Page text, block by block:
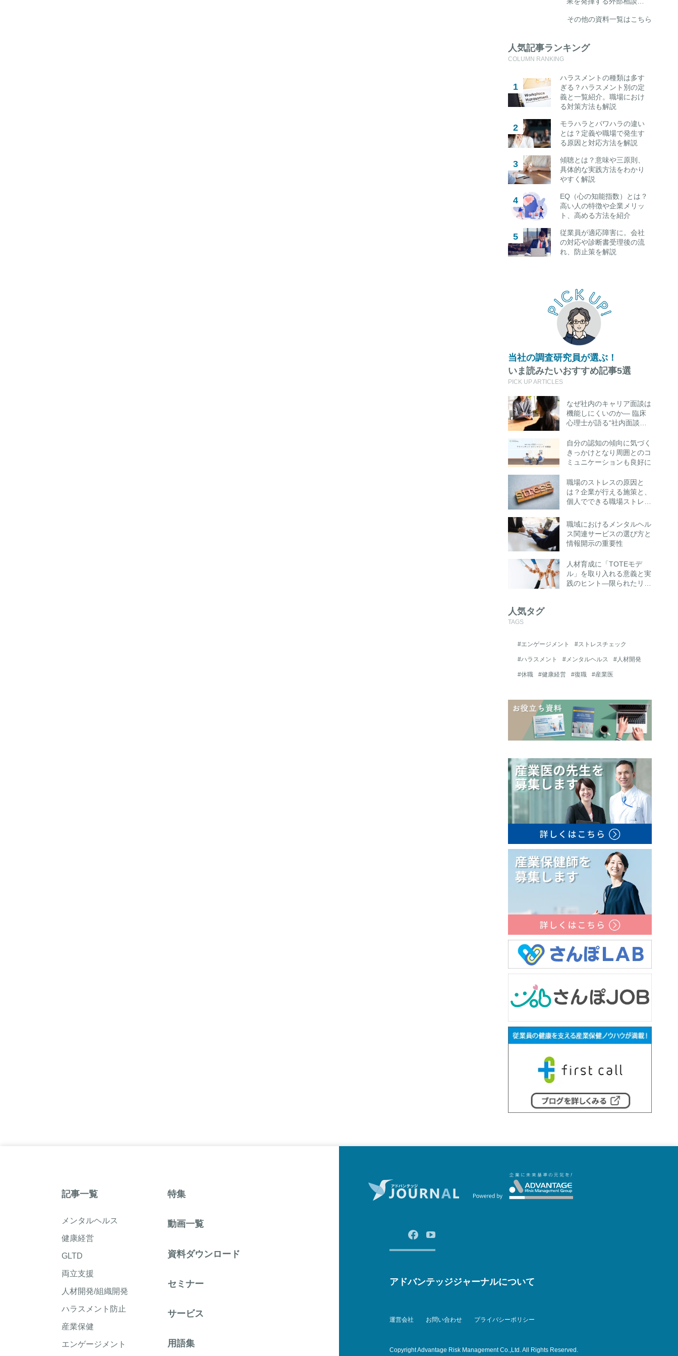
その他の資料一覧はこちら
人気記事ランキング
COLUMN RANKING
ハラスメントの種類は多す
ぎる？ハラスメント別の定
義と一覧紹介。職場におけ
る対策方法も解説
モラハラとパワハラの違い
とは？定義や職場で発生す
る原因と対応方法を解説
傾聴とは？意味や三原則、
具体的な実践方法をわかり
やすく解説
EQ（心の知能指数）とは？
高い人の特徴や企業メリッ
ト、高める方法を紹介
従業員が適応障害に。会社
の対応や診断書受理後の流
れ、防止策を解説
当社の調査研究員が選ぶ！
いま読みたいおすすめ記事5選
PICK UP ARTICLES
なぜ社内のキャリア面談は
機能しにくいのか― 臨床
心理士が語る“社内面談の
ンセリング活用のポイント
自分の認知の傾向に気づく
きっかけとなり周囲とのコ
ミュニケーションも良好に
職場のストレスの原因と
は？企業が行える施策と、
個人でできる職場ストレス
職域におけるメンタルヘル
ス関連サービスの選び方と
情報開示の重要性
人材育成に「TOTEモデ
ル」を取り入れる意義と実
践のヒント―限られたリソ
人気タグ
TAGS
#エンゲージメント #ストレスチェック
#ハラスメント #メンタルヘルス #人材開発
#休職 #健康経営 #復職 #産業医
記事一覧
メンタルヘルス
健康経営
GLTD
両立支援
人材開発/組織開発
ハラスメント防止
産業保健
エンゲージメント
特集
動画一覧
資料ダウンロード
セミナー
サービス
用語集
アドバンテッジジャーナルについて
運営会社 お問い合わせ プライバシーポリシー
Copyright Advantage Risk Management Co.,Ltd. All Rights Reserved.